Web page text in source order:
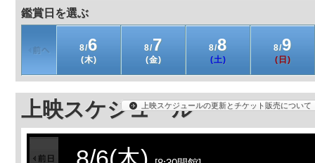
鑑賞日を選ぶ
8/6
(木)
8/7
(金)
8/8
(土)
8/9
(日)
上映スケジュール上映スケジュールの更新とチケット販売について